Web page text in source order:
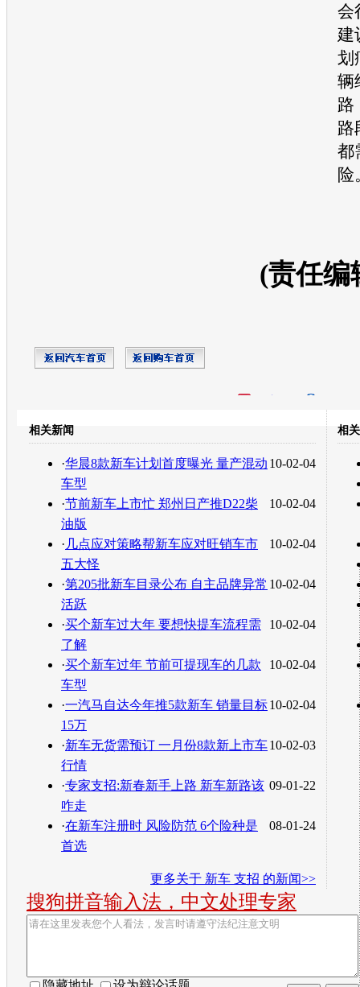
会
建
划
辆
路
路
都
险
(责任编
转发至：
相关新闻
10-02-04
·华晨8款新车计划首度曝光 量产混动
车型
10-02-04
·节前新车上市忙 郑州日产推D22柴
油版
10-02-04
· 几点应对策略帮新车应对旺销车市
五大怪
10-02-04
·第205批新车目录公布 自主品牌异常
活跃
10-02-04
·买个新车过大年 要想快提车流程需
了解
10-02-04
·买个新车过年 节前可提现车的几款
车型
10-02-04
·一汽马自达今年推5款新车 销量目标
15万
10-02-03
·新车无货需预订 一月份8款新上市车
行情
09-01-22
·专家支招:新春新手上路 新车新路该
咋走
08-01-24
·在新车注册时 风险防范 6个险种是
首选
更多关于 新车 支招 的新闻>>
相
搜狗拼音输入法，中文处理专家